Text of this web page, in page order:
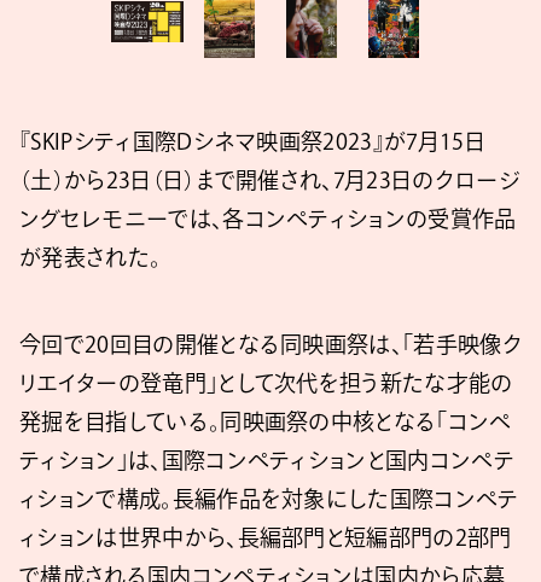
『SKIPシティ国際Dシネマ映画祭2023』が7月15日
（土）から23日（日）まで開催され、7月23日のクロージ
ングセレモニーでは、各コンペティションの受賞作品
が発表された。
今回で20回目の開催となる同映画祭は、「若手映像ク
リエイターの登竜門」として次代を担う新たな才能の
発掘を目指している。同映画祭の中核となる「コンペ
ティション」は、国際コンペティションと国内コンペテ
ィションで構成。長編作品を対象にした国際コンペテ
ィションは世界中から、長編部門と短編部門の2部門
で構成される国内コンペティションは国内から応募